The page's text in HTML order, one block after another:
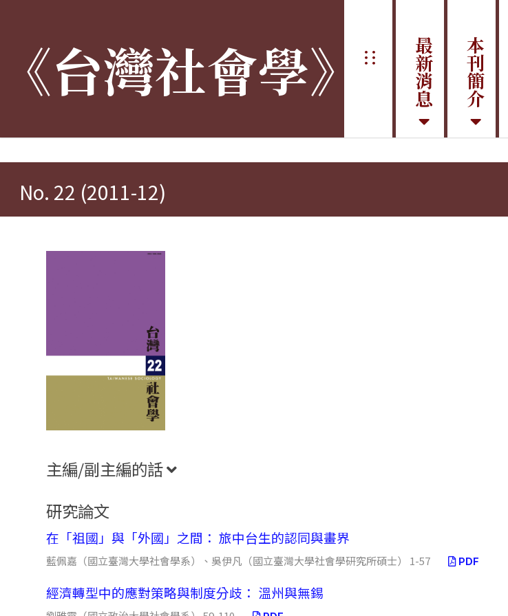
《台灣社會學》 ::: 最新消息 本刊簡介
No. 22 (2011-12)
主編/副主編的話
研究論文
在「祖國」與「外國」之間： 旅中台生的認同與畫界
藍佩嘉（國立臺灣大學社會學系）、吳伊凡（國立臺灣大學社會學研究所碩士） 1-57 PDF
經濟轉型中的應對策略與制度分歧： 溫州與無錫